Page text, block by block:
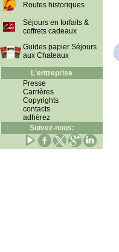
Routes historiques
Séjours en forfaits &
coffrets cadeaux
Guides papier Séjours
aux Chateaux
L'entreprise
Presse
Carrières
Copyrights
contacts
adhérez
Suivez-nous: